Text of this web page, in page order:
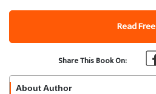
Read Free
Share This Book On:
About Author